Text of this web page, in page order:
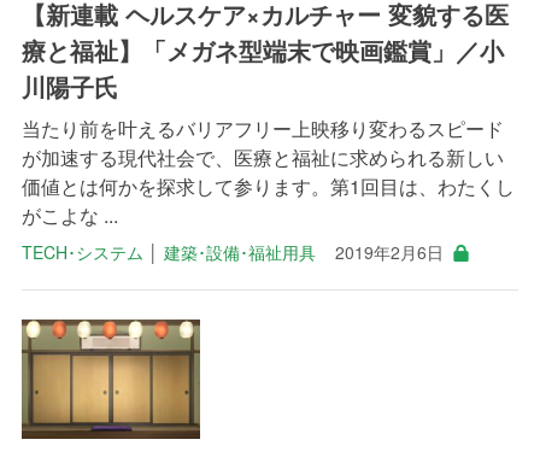
【新連載 ヘルスケア×カルチャー 変貌する医
療と福祉】「メガネ型端末で映画鑑賞」／小
川陽子氏
当たり前を叶えるバリアフリー上映移り変わるスピード
が加速する現代社会で、医療と福祉に求められる新しい
価値とは何かを探求して参ります。第1回目は、わたくし
がこよな ...
TECH･システム 建築･設備･福祉用具 2019年2月6日